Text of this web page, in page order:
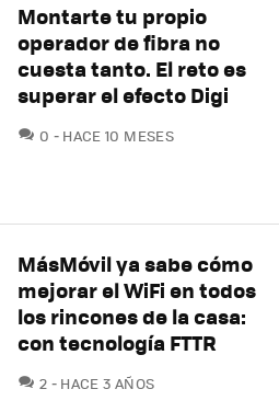
Montarte tu propio
operador de fibra no
cuesta tanto. El reto es
superar el efecto Digi
0 COMENTARIOS
HACE 10 MESES
MásMóvil ya sabe cómo
mejorar el WiFi en todos
los rincones de la casa:
con tecnología FTTR
2 COMENTARIOS
HACE 3 AÑOS